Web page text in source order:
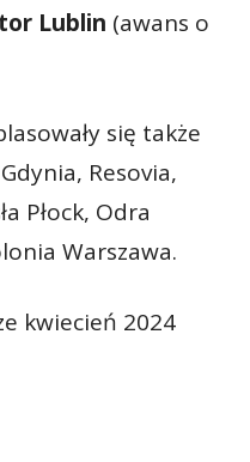
Lublin (awans o
się także
Resovia,
Płock, Odra
Warszawa.